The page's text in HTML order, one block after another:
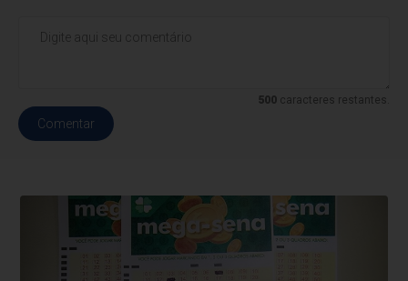
500caracteres restantes.
Comentar